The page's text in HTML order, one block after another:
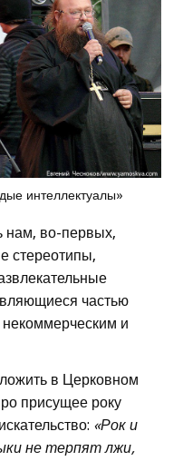
интеллектуалы»
нам, во-первых,
стереотипы,
частью
и
в Церковном
присущее року
«Рок и
не терпят лжи,